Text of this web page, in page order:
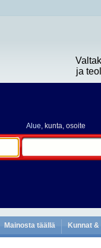
ja
Alue, kunta, osoite
Mainosta täällä Kunnat